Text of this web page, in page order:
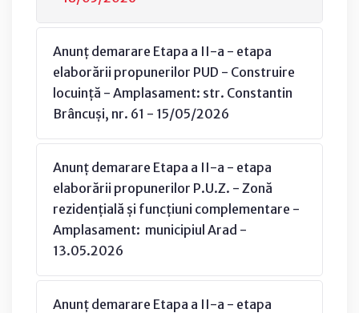
Anunț demarare Etapa a II-a - etapa
elaborării propunerilor PUD - Construire
locuință - Amplasament: str. Constantin
Brâncuși, nr. 61 - 15/05/2026
Anunț demarare Etapa a II-a - etapa
elaborării propunerilor P.U.Z. - Zonă
rezidențială și funcțiuni complementare -
Amplasament: municipiul Arad -
13.05.2026
Anunț demarare Etapa a II-a - etapa